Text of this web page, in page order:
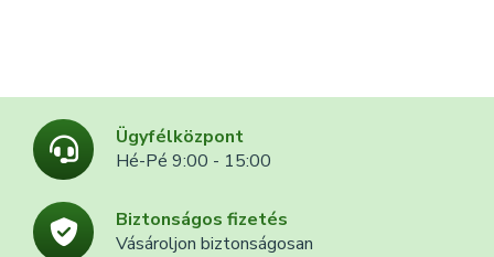
Ügyfélközpont
Hé-Pé 9:00 - 15:00
Biztonságos fizetés
Vásároljon biztonságosan